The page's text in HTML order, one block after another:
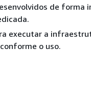
de forma
executar a
o uso.